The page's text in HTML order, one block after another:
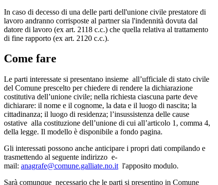
In caso di decesso di una delle parti dell'unione civile prestatore di
lavoro andranno corrisposte al partner sia l'indennità dovuta dal
datore di lavoro (ex art. 2118 c.c.) che quella relativa al trattamento
di fine rapporto (ex art. 2120 c.c.).
Come fare
Le parti interessate si presentano insieme all’ufficiale di stato civile
del Comune prescelto per chiedere di rendere la dichiarazione
costitutiva dell’unione civile; nella richiesta ciascuna parte deve
dichiarare: il nome e il cognome, la data e il luogo di nascita; la
cittadinanza; il luogo di residenza; l’insussistenza delle cause
ostative alla costituzione dell’unione di cui all’articolo 1, comma 4,
della legge. Il modello è disponibile a fondo pagina.
Gli interessati possono anche anticipare i propri dati compilando e
trasmettendo al seguente indirizzo e-
mail: anagrafe@comune.galliate.no.it l'apposito modulo.
Sarà comunque necessario che le parti si presentino in Comune